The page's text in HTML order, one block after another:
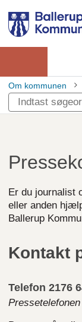
hovedindhold
Om kommunen
Er du journalist
eller anden
Ballerup
Kontakt
Telefon 2176